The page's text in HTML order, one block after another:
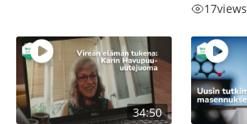
17views
34:50